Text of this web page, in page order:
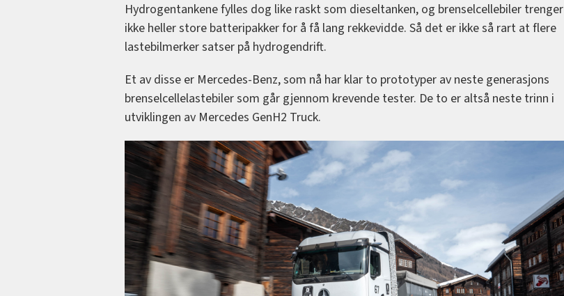
Hydrogentankene fylles dog like raskt som dieseltanken, og brenselcellebiler trenger
ikke heller store batteripakker for å få lang rekkevidde. Så det er ikke så rart at flere
lastebilmerker satser på hydrogendrift.
Et av disse er Mercedes-Benz, som nå har klar to prototyper av neste generasjons
brenselcellelastebiler som går gjennom krevende tester. De to er altså neste trinn i
utviklingen av Mercedes GenH2 Truck.